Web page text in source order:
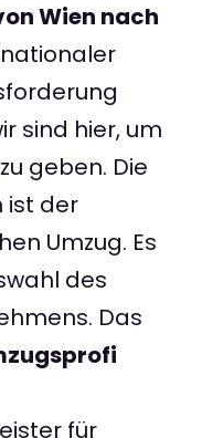
Wien nach
sind hier, um
geben. Die
ist der
Umzug. Es
des
Das
für